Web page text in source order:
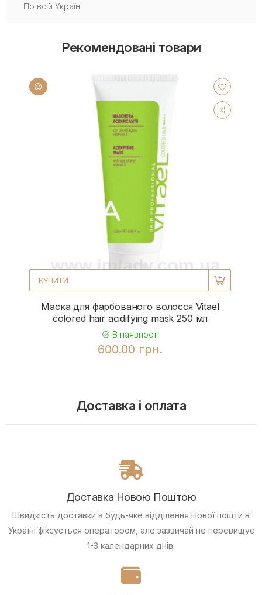
По всій Україні
Рекомендовані товари
КУПИТИ
Маска для фарбованого волосся Vitael
colored hair acidifying mask 250 мл
В наявності
600.00 грн.
Доставка і оплата
Доставка Новою Поштою
Швидкість доставки в будь-яке відділення Нової пошти в
Україні фіксується оператором, але зазвичай не перевищує
1-3 календарних днів.